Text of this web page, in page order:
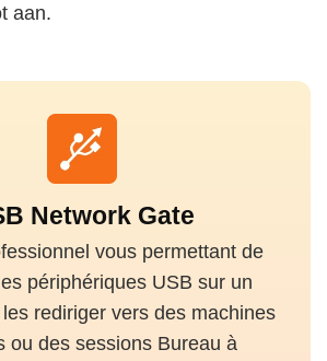
aan.
Network Gate
vous permettant de
périphériques USB sur un
rediriger vers des machines
ou des sessions Bureau à